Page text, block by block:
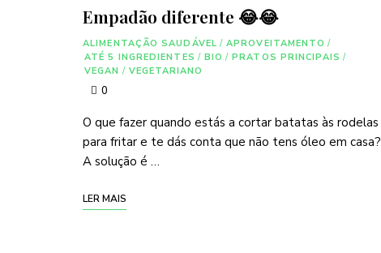
Empadão diferente 😂😂
ALIMENTAÇÃO SAUDÁVEL / APROVEITAMENTO /
ATÉ 5 INGREDIENTES / BIO / PRATOS PRINCIPAIS /
VEGAN / VEGETARIANO
0
O que fazer quando estás a cortar batatas às rodelas
para fritar e te dás conta que não tens óleo em casa?
A solução é …
LER MAIS